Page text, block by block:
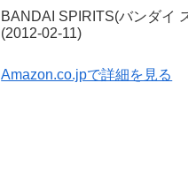
BANDAI SPIRITS(バンダイ
(2012-02-11)
Amazon.co.jpで詳細を見る